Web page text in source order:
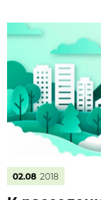
02.08 2018